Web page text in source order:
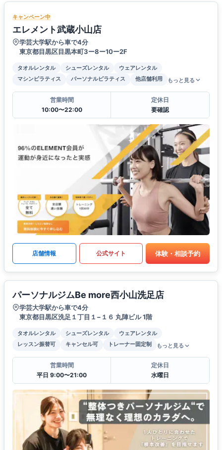
キャンペーン中
エレメント武蔵小山店
学芸大学駅から車で4分
東京都目黒区目黒本町3ー8ー10ー2F
タオルレンタル シューズレンタル
ウェアレンタル
マシンピラティス
パーソナルピラティス 他店舗利用 もっと見る
営業時間
10:00〜22:00
定休日
要確認
店舗情報 公式サイト 体験・相談予約
パーソナルジムBe more西小山洗足店
学芸大学駅から車で4分
東京都目黒区洗足１丁目１−１６ 丸陣ビル 1階
タオルレンタル シューズレンタル
ウェアレンタル
レッスン振替可
キャンセル可 トレーナー固定制 もっと見る
営業時間
平日 9:00〜21:00
定休日
水曜日